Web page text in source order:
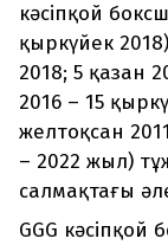
кәсіпқой
қыркүйек
2018; 5 қазан
2016 – 15
желтоқсан
– 2022 жыл)
салмақтағы
GGG кәсіпқой